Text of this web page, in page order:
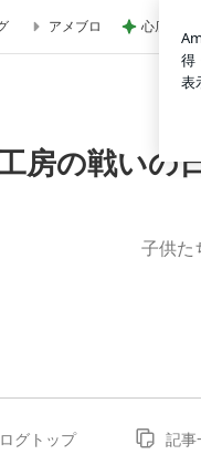
谷夢工房の戦いの日
アメブロ 心底安堵
房の戦いの
子供た
グトップ 記事